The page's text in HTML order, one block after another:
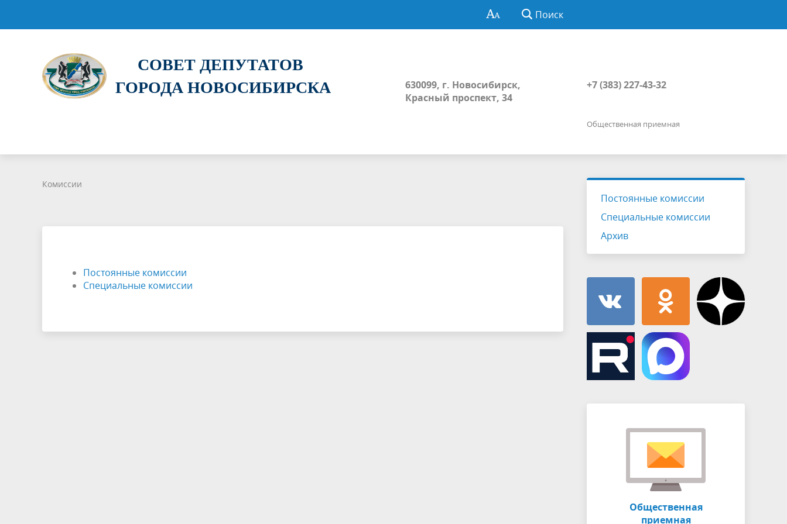
Поиск
СОВЕТ ДЕПУТАТОВ
ГОРОДА НОВОСИБИРСКА
630099, г. Новосибирск,
Красный проспект, 34
+7 (383) 227-43-32
Общественная приемная
Комиссии
Постоянные комиссии
Специальные комиссии
Постоянные комиссии
Специальные комиссии
Архив
Общественная
приемная